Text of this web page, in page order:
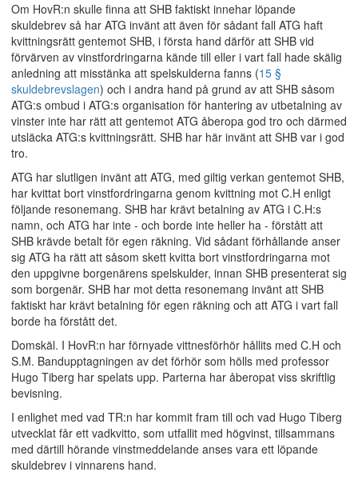
Om HovR:n skulle finna att SHB faktiskt innehar löpande
skuldebrev så har ATG invänt att även för sådant fall ATG haft
kvittningsrätt gentemot SHB, i första hand därför att SHB vid
förvärven av vinstfordringarna kände till eller i vart fall hade skälig
anledning att misstänka att spelskulderna fanns (15 §
skuldebrevslagen) och i andra hand på grund av att SHB såsom
ATG:s ombud i ATG:s organisation för hantering av utbetalning av
vinster inte har rätt att gentemot ATG åberopa god tro och därmed
utsläcka ATG:s kvittningsrätt. SHB har här invänt att SHB var i god
tro.
ATG har slutligen invänt att ATG, med giltig verkan gentemot SHB,
har kvittat bort vinstfordringarna genom kvittning mot C.H enligt
följande resonemang. SHB har krävt betalning av ATG i C.H:s
namn, och ATG har inte - och borde inte heller ha - förstått att
SHB krävde betalt för egen räkning. Vid sådant förhållande anser
sig ATG ha rätt att såsom skett kvitta bort vinstfordringarna mot
den uppgivne borgenärens spelskulder, innan SHB presenterat sig
som borgenär. SHB har mot detta resonemang invänt att SHB
faktiskt har krävt betalning för egen räkning och att ATG i vart fall
borde ha förstått det.
Domskäl. I HovR:n har förnyade vittnesförhör hållits med C.H och
S.M. Bandupptagningen av det förhör som hölls med professor
Hugo Tiberg har spelats upp. Parterna har åberopat viss skriftlig
bevisning.
I enlighet med vad TR:n har kommit fram till och vad Hugo Tiberg
utvecklat får ett vadkvitto, som utfallit med högvinst, tillsammans
med därtill hörande vinstmeddelande anses vara ett löpande
skuldebrev i vinnarens hand.